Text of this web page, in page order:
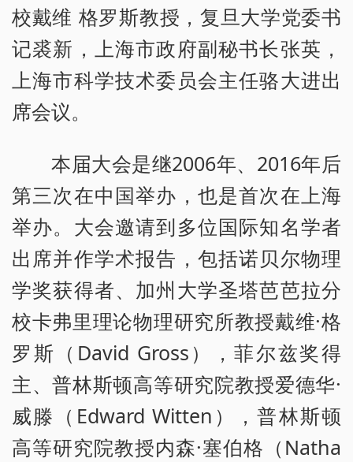
校戴维 格罗斯教授，复旦大学党委书
记裘新，上海市政府副秘书长张英，
上海市科学技术委员会主任骆大进出
席会议。
本届大会是继2006年、2016年后
第三次在中国举办，也是首次在上海
举办。大会邀请到多位国际知名学者
出席并作学术报告，包括诺贝尔物理
学奖获得者、加州大学圣塔芭芭拉分
校卡弗里理论物理研究所教授戴维·格
罗斯（David Gross），菲尔兹奖得
主、普林斯顿高等研究院教授爱德华·
威滕（Edward Witten），普林斯顿
高等研究院教授内森·塞伯格（Natha